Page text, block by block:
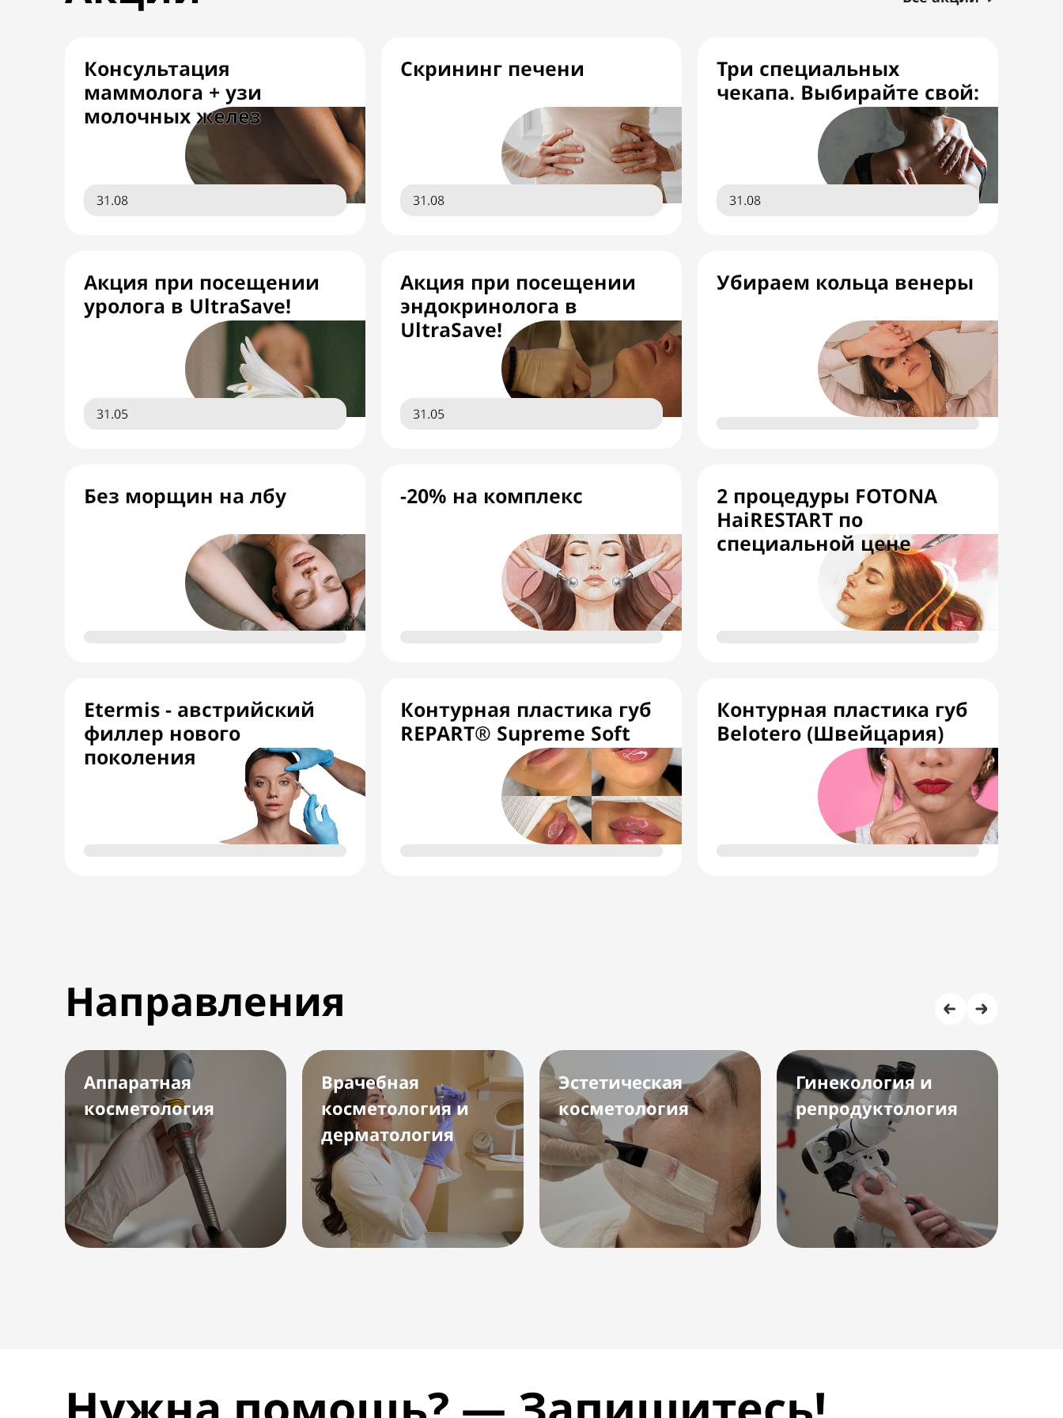
Консультация
маммолога + узи
молочных желез
31.08
Скрининг печени
31.08
Три специальных
чекапа. Выбирайте свой:
31.08
Акция при посещении
уролога в UltraSave!
31.05
Акция при посещении
эндокринолога в
UltraSave!
31.05
Убираем кольца венеры
Без морщин на лбу -20% на комплекс
2 процедуры FOTONA
HaiRESTART по
специальной цене
Etermis - австрийский
филлер нового
поколения
Контурная пластика губ
REPART® Supreme Soft
Контурная пластика губ
Belotero (Швейцария)
Направления
Аппаратная
косметология
Врачебная
косметология и
дерматология
Эстетическая
косметология
Гинекология и
репродуктология